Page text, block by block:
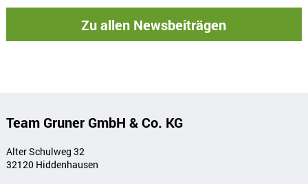
Zu allen Newsbeiträgen
Team Gruner GmbH & Co. KG
Alter Schulweg 32
32120 Hiddenhausen